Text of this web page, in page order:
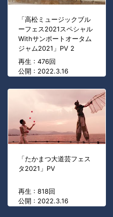
「高松ミュージックブル
ーフェス2021スペシャル
Withサンポートオータム
ジャム2021」PV 2
再生 : 476回
公開 : 2022.3.16
「たかまつ大道芸フェス
タ2021」PV
再生 : 818回
公開 : 2022.3.16